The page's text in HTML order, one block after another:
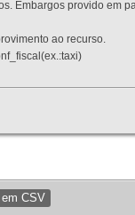
Embargos provido em
ao recurso.
em CSV